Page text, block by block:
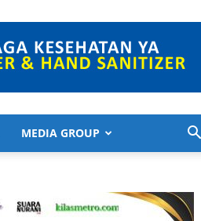
MEDIA GROUP